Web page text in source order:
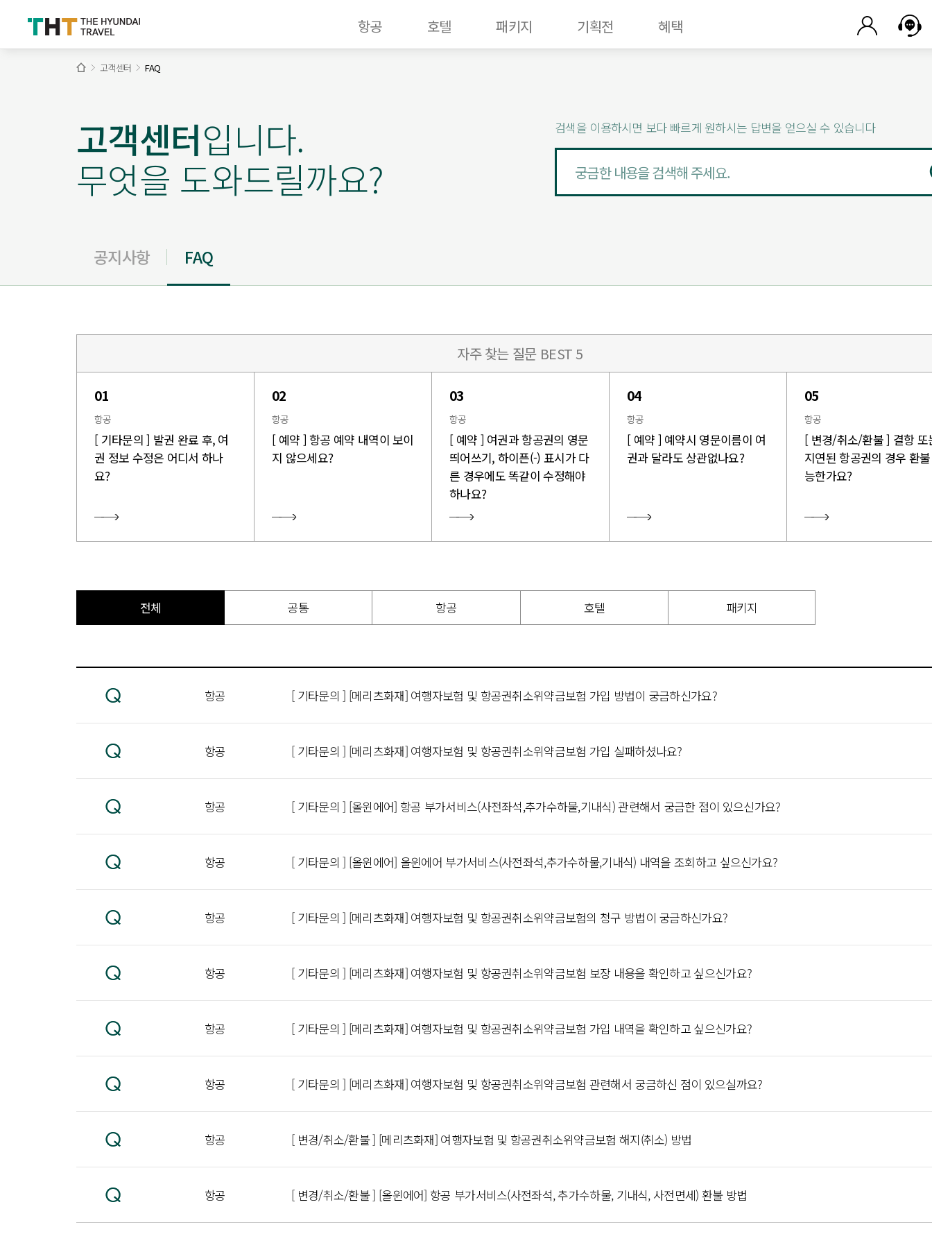
항공 호텔 패키지 기획전 혜택
고객센터 FAQ
고객센터입니다.
무엇을 도와드릴까요?
검색을 이용하시면 보다 빠르게 원하시는 답변을 얻으실 수 있습니다
공지사항 FAQ
자주 찾는 질문 BEST 5
01
항공
[ 기타문의 ] 발권 완료 후, 여
권 정보 수정은 어디서 하나
요?
02
항공
[ 예약 ] 항공 예약 내역이 보이
지 않으세요?
03
항공
[ 예약 ] 여권과 항공권의 영문
띄어쓰기, 하이픈(-) 표시가 다
른 경우에도 똑같이 수정해야
하나요?
04
항공
[ 예약 ] 예약시 영문이름이 여
권과 달라도 상관없나요?
05
항공
[ 변경/취소/환불 ] 결항 또
지연된 항공권의 경우 환
능한가요?
전체 공통 항공 호텔 패키지
항공 [ 기타문의 ] [메리츠화재] 여행자보험 및 항공권취소위약금보험 가입 방법이 궁금하신가요?
항공 [ 기타문의 ] [메리츠화재] 여행자보험 및 항공권취소위약금보험 가입 실패하셨나요?
항공 [ 기타문의 ] [올윈에어] 항공 부가서비스(사전좌석,추가수하물,기내식) 관련해서 궁금한 점이 있으신가요?
항공 [ 기타문의 ] [올윈에어] 올윈에어 부가서비스(사전좌석,추가수하물,기내식) 내역을 조회하고 싶으신가요?
항공 [ 기타문의 ] [메리츠화재] 여행자보험 및 항공권취소위약금보험의 청구 방법이 궁금하신가요?
항공 [ 기타문의 ] [메리츠화재] 여행자보험 및 항공권취소위약금보험 보장 내용을 확인하고 싶으신가요?
항공 [ 기타문의 ] [메리츠화재] 여행자보험 및 항공권취소위약금보험 가입 내역을 확인하고 싶으신가요?
항공 [ 기타문의 ] [메리츠화재] 여행자보험 및 항공권취소위약금보험 관련해서 궁금하신 점이 있으실까요?
항공 [ 변경/취소/환불 ] [메리츠화재] 여행자보험 및 항공권취소위약금보험 해지(취소) 방법
항공 [ 변경/취소/환불 ] [올윈에어] 항공 부가서비스(사전좌석, 추가수하물, 기내식, 사전면세) 환불 방법